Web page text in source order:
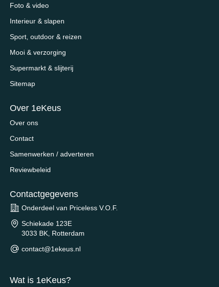
Foto & video
Interieur & slapen
Sport, outdoor & reizen
Mooi & verzorging
Supermarkt & slijterij
Sitemap
Over 1eKeus
Over ons
Contact
Samenwerken / adverteren
Reviewbeleid
Contactgegevens
Onderdeel van Priceless V.O.F.
Schiekade 123E
3033 BK, Rotterdam
contact@1ekeus.nl
Wat is 1eKeus?